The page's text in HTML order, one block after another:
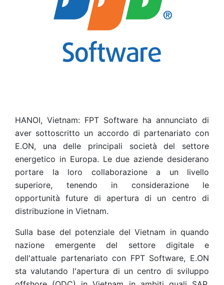
HANOI, Vietnam: FPT Software ha annunciato di
aver sottoscritto un accordo di partenariato con
E.ON, una delle principali società del settore
energetico in Europa. Le due aziende desiderano
portare la loro collaborazione a un livello
superiore, tenendo in considerazione le
opportunità future di apertura di un centro di
distribuzione in Vietnam.
Sulla base del potenziale del Vietnam in quando
nazione emergente del settore digitale e
dell'attuale partenariato con FPT Software, E.ON
sta valutando l'apertura di un centro di sviluppo